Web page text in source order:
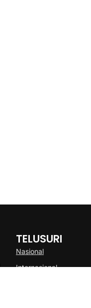
TELUSURI
Nasional
Internasional